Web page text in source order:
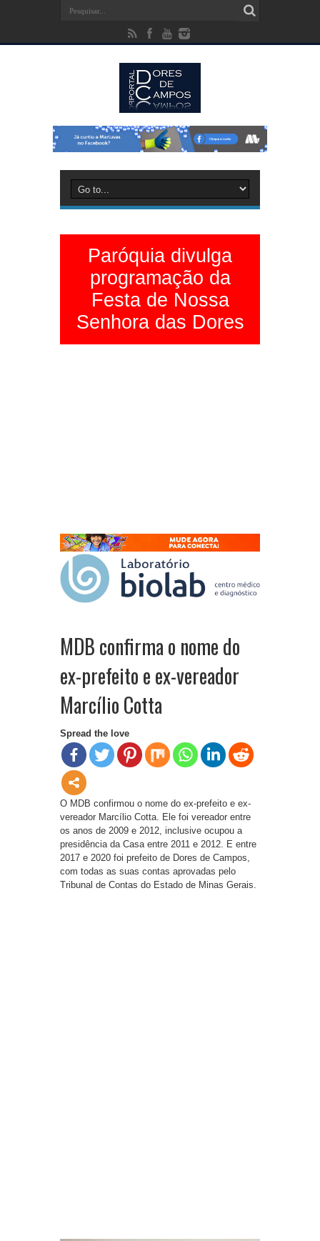
Paróquia divulga
programação da
Festa de Nossa
Senhora das Dores
MDB confirma o nome do
ex-prefeito e ex-vereador
Marcílio Cotta
Spread the love
O MDB confirmou o nome do ex-prefeito e ex-
vereador Marcílio Cotta. Ele foi vereador entre
os anos de 2009 e 2012, inclusive ocupou a
presidência da Casa entre 2011 e 2012. E entre
2017 e 2020 foi prefeito de Dores de Campos,
com todas as suas contas aprovadas pelo
Tribunal de Contas do Estado de Minas Gerais.